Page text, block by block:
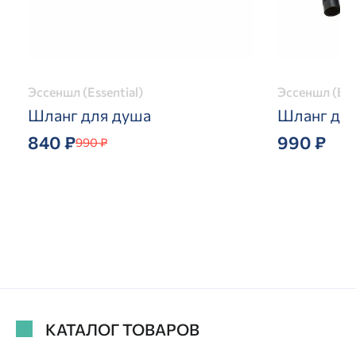
Эссеншл (Essential)
Шланг для душа
840 ₽990 ₽
Эссеншл
Шланг
990 ₽
КАТАЛОГ ТОВАРОВ